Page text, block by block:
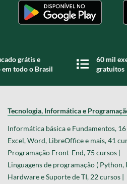
grátis e
todo o Brasil
60 mil
gratuitos
Tecnologia, Informática e
Informática básica e Fundamentos, 16
Excel, Word, LibreOffice e mais, 41
Programação Front-End, 75 cursos |
Linguagens de programação ( Python,
Hardware e Suporte de TI, 22 cursos |